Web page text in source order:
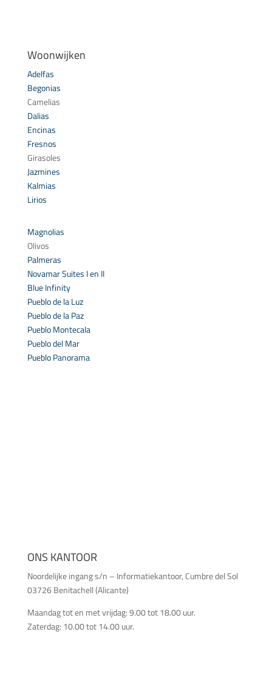
Woonwijken
Adelfas
Begonias
Camelias
Dalias
Encinas
Fresnos
Girasoles
Jazmines
Kalmias
Lirios
Magnolias
Olivos
Palmeras
Novamar Suites I en II
Blue Infinity
Pueblo de la Luz
Pueblo de la Paz
Pueblo Montecala
Pueblo del Mar
Pueblo Panorama
ONS KANTOOR
Noordelijke ingang s/n – Informatiekantoor, Cumbre del Sol
03726 Benitachell (Alicante)
Maandag tot en met vrijdag: 9.00 tot 18.00 uur.
Zaterdag: 10.00 tot 14.00 uur.